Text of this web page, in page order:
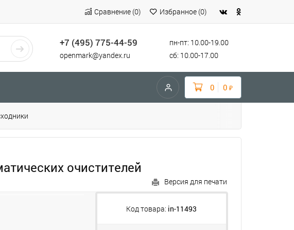
Сравнение (0) Избранное (0)
+7 (495) 775-44-59
openmark@yandex.ru
пн-пт: 10.00-19.00
сб: 10.00-17.00
0 0 ₽
очистителей
Версия для печати
Код товара: in-11493